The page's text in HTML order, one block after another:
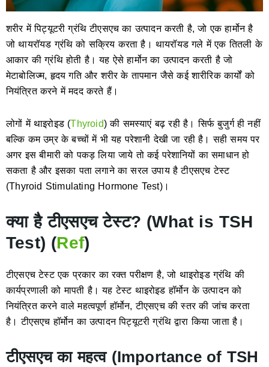
शरीर में पिट्यूटरी ग्रंथि टीएसएच का उत्पादन करती है, जो एक हार्मोन है
जो थायरॉयड ग्रंथि को सक्रिय करता है। थायरॉयड गले में एक तितली के
आकार की ग्रंथि होती है। यह ऐसे हार्मोन का उत्पादन करती है जो
मेटाबोलिज्म, हृदय गति और शरीर के तापमान जैसे कई शारीरिक कार्यों को
नियंत्रित करने में मदद करते हैं।
लोगों में थाइरोइड (Thyroid) की समस्याएं बढ़ रही है। सिर्फ बुजुर्ग ही नहीं
बल्कि कम उम्र के बच्चों में भी यह परेशानी देखी जा रही है। सही समय पर
अगर इस बीमारी को पकड़ लिया जाये तो कई परेशानियों का समाधान हो
सकता है और इसका पता लगाने का सरल उपाय है टीएसएच टेस्ट
(Thyroid Stimulating Hormone Test)।
क्या है टीएसएच टेस्ट? (What is TSH
Test) (Ref)
टीएसएच टेस्ट एक प्रकार का रक्त परीक्षण है, जो थाइरोइड ग्रंथि की
कार्यप्रणाली को मापती है। यह टेस्ट थाइरोइड हॉर्मोन के उत्पादन को
नियंत्रित करने वाले महत्वपूर्ण हॉर्मोन, टीएसएच की स्तर की जांच करता
है। टीएसएच हॉर्मोन का उत्पादन पिट्यूटरी ग्रंथि द्वारा किया जाता है।
टीएसएच का महत्व (Importance of TSH